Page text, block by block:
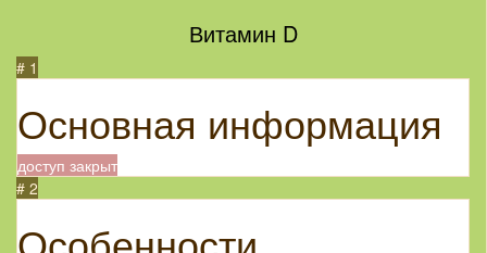
Витамин D
# 1
Основная информация
доступ закрыт
# 2